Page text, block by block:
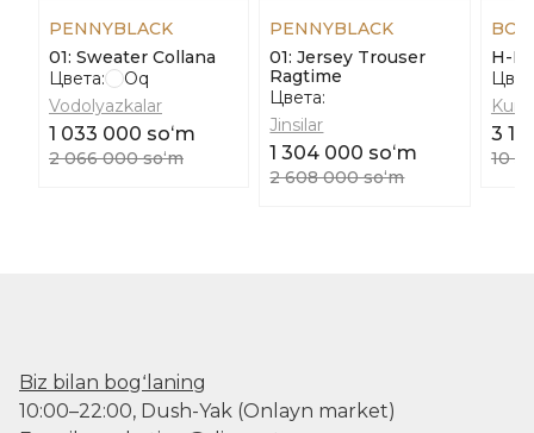
PENNYBLACK
01: Sweater Collana
Цвета:
Oq
Vodolyazkalar
1 033 000 soʻm
2 066 000 soʻm
PENNYBLACK
01: Jersey Trouser
Ragtime
Цвета:
Jinsilar
1 304 000 soʻm
2 608 000 soʻm
H-
3
10
Biz bilan bogʻlaning
10:00–22:00, Dush-Yak (Onlayn market)